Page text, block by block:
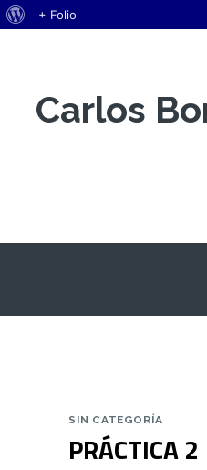
Acerca
+ Folio
Carlos
SIN CATEGORÍA
PRÁCTICA 2